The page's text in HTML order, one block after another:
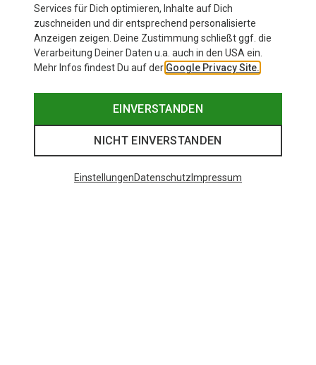
Services für Dich optimieren, Inhalte auf Dich
zuschneiden und dir entsprechend personalisierte
Anzeigen zeigen. Deine Zustimmung schließt ggf. die
Verarbeitung Deiner Daten u.a. auch in den USA ein.
Mehr Infos findest Du auf der Google Privacy Site.
EINVERSTANDEN
NICHT EINVERSTANDEN
EinstellungenDatenschutz Impressum